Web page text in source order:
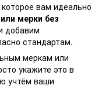
вам идеально
мерки без
добавим
стандартам.
меркам или
укажите это в
учтём ваши